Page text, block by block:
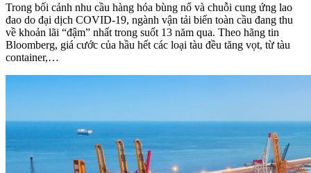
Trong bối cảnh nhu cầu hàng hóa bùng nổ và chuỗi cung ứng lao
đao do đại dịch COVID-19, ngành vận tải biển toàn cầu đang thu
về khoản lãi “đậm” nhất trong suốt 13 năm qua. Theo hãng tin
Bloomberg, giá cước của hầu hết các loại tàu đều tăng vọt, từ tàu
container,…